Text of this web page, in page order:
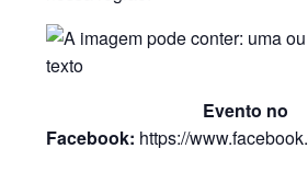
Evento no
Facebook: https://